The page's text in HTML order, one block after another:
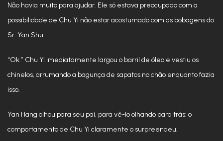
Não havia muito para ajudar. Ele só estava preocupado com a
possibilidade de Chu Yi não estar acostumado com as bobagens do
Sr. Yan Shu.
“Ok.” Chu Yi imediatamente largou o barril de óleo e vestiu os
chinelos, arrumando a bagunça de sapatos no chão enquanto fazia
isso.
Yan Hang olhou para seu pai, para vê-lo olhando para trás: o
comportamento de Chu Yi claramente o surpreendeu.